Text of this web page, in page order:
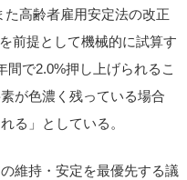
高齢者雇用安定法の改正
前提として機械的に試算す
で2.0%押し上げられるこ
が色濃く残っている場合
る」としている。
維持・安定を最優先する議